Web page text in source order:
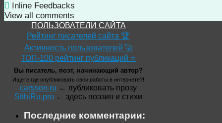
Inline Feedbacks
View all comments
ПОЛЬЗОВАТЕЛИ САЙТА
Рейтинг писателей сайта 🏆
Активность пользователей 🚀
ТОП-100 рейтинг публикаций ⭐
Вы писатель, поэт, начинающий автор?
Ищете где опубликовать свои работы в интернете?!
carsson.ru ← публиковать прозу
StihiRu.pro ← здесь поэзия и стихи
Последние комментарии: